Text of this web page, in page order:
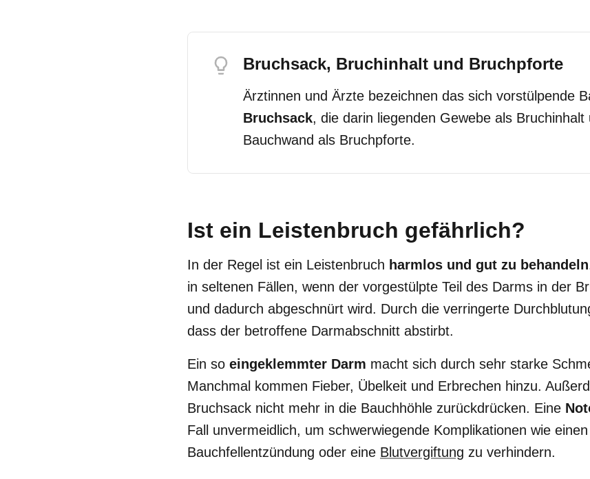
Bruchsack, Bruchinhalt und Bruchpforte
Ärztinnen und Ärzte bezeichnen das sich vorstülpende
Bruchsack, die darin liegenden Gewebe als
Bauchwand als Bruchpforte.
Ist ein Leistenbruch gefährlich?
In der Regel ist ein Leistenbruch harmlos und gut zu behandeln
in seltenen Fällen, wenn der vorgestülpte Teil des Darms in der
und dadurch abgeschnürt wird. Durch die verringerte
dass der betroffene Darmabschnitt abstirbt.
Ein so eingeklemmter Darm macht sich durch sehr starke
Manchmal kommen Fieber, Übelkeit und Erbrechen hinzu.
Bruchsack nicht mehr in die Bauchhöhle zurückdrücken. Eine
Fall unvermeidlich, um schwerwiegende Komplikationen wie
Bauchfellentzündung oder eine Blutvergiftung zu verhindern.